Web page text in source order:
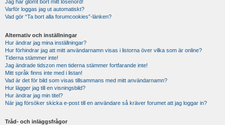
Jag har glömt bort mitt lösenord!
Varför loggas jag ut automatiskt?
Vad gör “Ta bort alla forumcookies”-länken?
Alternativ och inställningar
Hur ändrar jag mina inställningar?
Hur förhindrar jag att mitt användarnamn visas i listorna över vilka som är online?
Tiderna stämmer inte!
Jag ändrade tidszon men tiderna stämmer fortfarande inte!
Mitt språk finns inte med i listan!
Vad är det för bild som visas tillsammans med mitt användarnamn?
Hur lägger jag till en visningsbild?
Hur ändrar jag min titel?
När jag försöker skicka e-post till en användare så kräver forumet att jag loggar in?
Tråd- och inläggsfrågor